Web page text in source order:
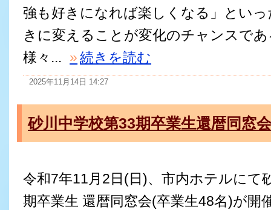
強も好きになれば楽しくなる」とい
きに変えることが変化のチャンスで
様々... »続きを読む
2025年11月14日 14:27
砂川中学校第33期卒業生還暦同窓
令和7年11月2日(日)、市内ホテルにて
期卒業生 還暦同窓会(卒業生48名)が開